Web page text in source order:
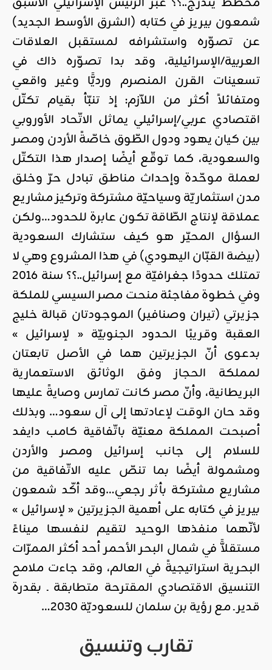
شمعون بيريز في كتابه (الشرق الأوسط الجديد)
عن تصوّره واستشرافه لمستقبل العلاقات
العربية/الإسرائيلية، وقد بدا تصوّره ذاك في
تسعينات القرن المنصرم ورديًّا وغير واقعي
ومتفائلاً أكثر من اللاّزم: إذ تنبّأ بقيام تكتّل
اقتصادي عربي/إسرائيلي يماثل الاتّحاد الأوروبي
بين كيان يهود ودول الطّوق خاصّةً الأردن ومصر
والسعودية، كما توقّع أيضًا إصدار هذا التكتّل
لعملة موحّدة وإحداث مناطق تبادل حرّ وخلق
مدن استثماريّة وسياحيّة مشتركة وتركيز مشاريع
عملاقة لإنتاج الطّاقة تكون عابرة للحدود…ولكن
السؤال المحيّر هو كيف ستشارك السعودية
(بيضة القبّان اليهودي) في هذا المشروع وهي لا
تمتلك حدودًا جغرافيّة مع إسرائيل..؟؟ سنة 2016
وفي خطوة مفاجئة منحت مصر السيسي للملكة
جزيرتي (تيران وصنافير) الموجودتان قبالة خليج
العقبة وقريبًا الحدود الجنوبيّة « لإسرائيل »
بدعوى أنّ الجزيرتين هما في الأصل تابعتان
لمملكة الحجاز وفق الوثائق الاستعمارية
البريطانية، وأنّ مصر كانت تمارس وصايةً عليها
وقد حان الوقت لإعادتها إلى آل سعود… وبذلك
أصبحت المملكة معنيّة باتّفاقية كامب دايفد
للسلام إلى جانب إسرائيل ومصر والأردن
ومشمولة أيضًا بما تنصّ عليه الاتّفاقية من
مشاريع مشتركة بأثر رجعي…وقد أكّد شمعون
بيريز في كتابه على أهمية الجزيرتين « لإسرائيل »
لأنّهما منفذها الوحيد لتقيم لنفسها ميناءً
مستقلاًّ في شمال البحر الأحمر أحد أكثر الممرّات
البحرية استراتيجيةً في العالم، وقد جاءت ملامح
التنسيق الاقتصادي المقترحة متطابقة ـ بقدرة
قدير ـ مع رؤية بن سلمان للسعوديّة 2030…
تقارب وتنسيق